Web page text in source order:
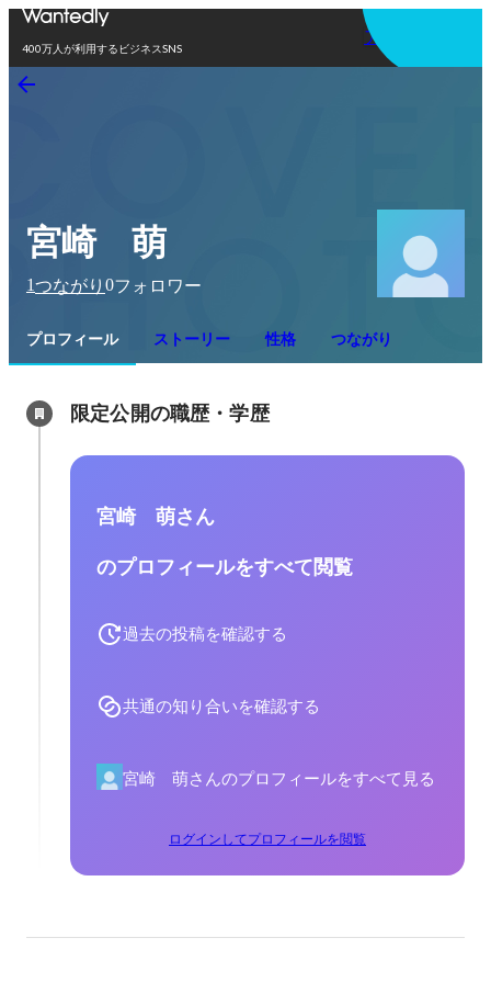
400万人が利用するビジネスSNS
アプリを使う
宮崎 萌
1つながり 0フォロワー
プロフィール ストーリー 性格 つながり
限定公開の職歴・学歴
宮崎 萌さん
のプロフィールをすべて閲覧
過去の投稿を確認する
共通の知り合いを確認する
宮崎 萌さんのプロフィールをすべて見る
ログインしてプロフィールを閲覧